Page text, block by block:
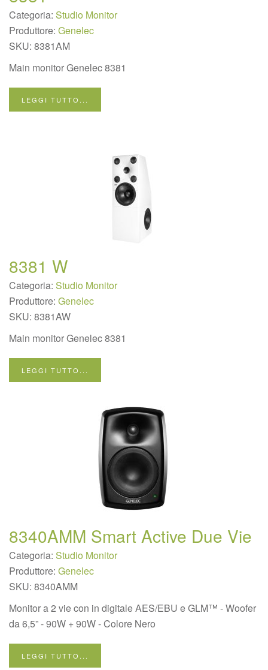
Categoria: Studio Monitor
Produttore: Genelec
SKU: 8381AM
Main monitor Genelec 8381
LEGGI TUTTO...
8381 W
Categoria: Studio Monitor
Produttore: Genelec
SKU: 8381AW
Main monitor Genelec 8381
LEGGI TUTTO...
8340AMM Smart Active Due Vie
Categoria: Studio Monitor
Produttore: Genelec
SKU: 8340AMM
Monitor a 2 vie con in digitale AES/EBU e GLM™ - Woofer
da 6,5” - 90W + 90W - Colore Nero
LEGGI TUTTO...